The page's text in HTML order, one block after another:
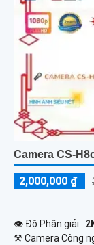
Camera CS-
2,000,000 ₫
👁 Độ Phân giải :
⚒ Camera Công